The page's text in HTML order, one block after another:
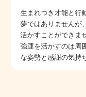
生まれつき才能と行
夢ではありませんが
活かすことができま
強運を活かすのは周
な姿勢と感謝の気持